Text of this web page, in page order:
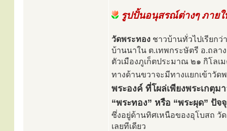
รูปปั้นอนุสรณ์ต่างๆ ภาย
วัดพระทอง ชาวบ้านทั่วไปเรียกว่
บ้านนาใน ต.เทพกระษัตรี อ.ถลา
ตัวเมืองภูเก็ตประมาณ ๒๑ กิโลเ
ทางด้านขวาจะมีทางแยกเข้าวัด
พระองค์ ที่โผล่เพียงพระเกตุ
“พระทอง” หรือ “พระผุด” ปั
ซึ่งอยู่ด้านทิศเหนือของอุโบสถ วัด
เลยทีเดียว